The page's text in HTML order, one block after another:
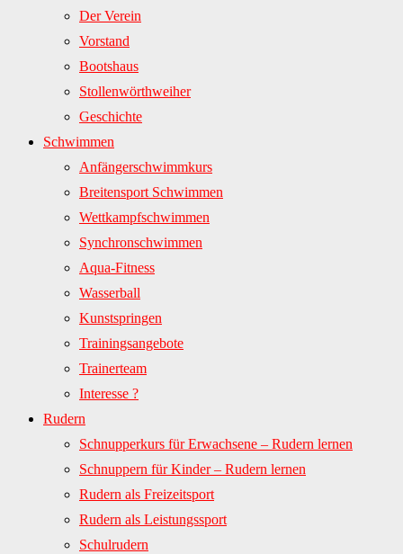
Der Verein
Vorstand
Bootshaus
Stollenwörthweiher
Geschichte
Schwimmen
Anfängerschwimmkurs
Breitensport Schwimmen
Wettkampfschwimmen
Synchronschwimmen
Aqua-Fitness
Wasserball
Kunstspringen
Trainingsangebote
Trainerteam
Interesse ?
Rudern
Schnupperkurs für Erwachsene – Rudern lernen
Schnuppern für Kinder – Rudern lernen
Rudern als Freizeitsport
Rudern als Leistungssport
Schulrudern